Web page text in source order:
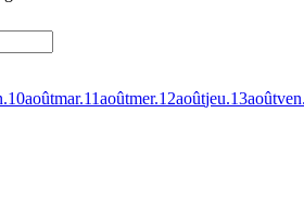
10aoûtmar.11aoûtmer.12aoûtjeu.13août